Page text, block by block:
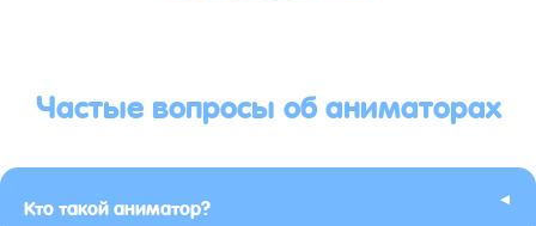
Частые вопросы об аниматорах
Кто такой аниматор? ▸